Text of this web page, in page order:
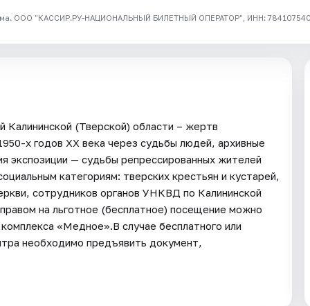
ООО "КАССИР.РУ-НАЦИОНАЛЬНЫЙ БИЛЕТНЫЙ ОПЕРАТОР", ИНН: 7841075409
Калининской (Тверской) области – жертв
х годов ХХ века через судьбы людей, архивные
экспозиции — судьбы репрессированных жителей
категориям: тверских крестьян и кустарей,
сотрудников органов УНКВД по Калининской
на льготное (бесплатное) посещение можно
«Медное».В случае бесплатного или
необходимо предъявить документ,